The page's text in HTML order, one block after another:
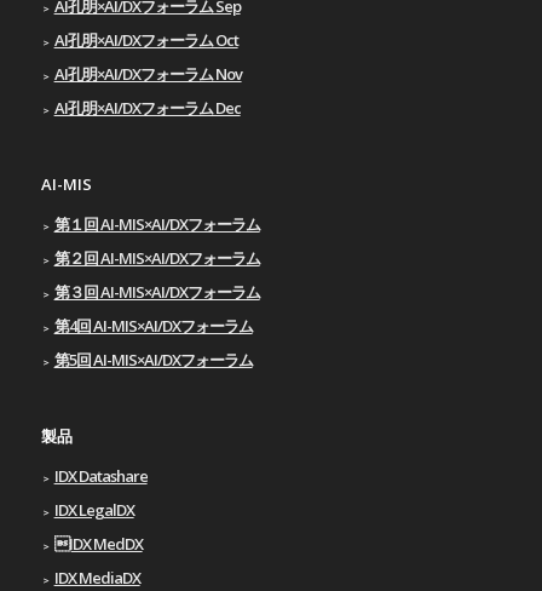
AI孔明×AI/DXフォーラム Sep
AI孔明×AI/DXフォーラム Oct
AI孔明×AI/DXフォーラム Nov
AI孔明×AI/DXフォーラム Dec
AI-MIS
第１回 AI-MIS×AI/DXフォーラム
第２回 AI-MIS×AI/DXフォーラム
第３回 AI-MIS×AI/DXフォーラム
第4回 AI-MIS×AI/DXフォーラム
第5回 AI-MIS×AI/DXフォーラム
製品
IDX Datashare
IDX LegalDX
IDX MedDX
IDX MediaDX